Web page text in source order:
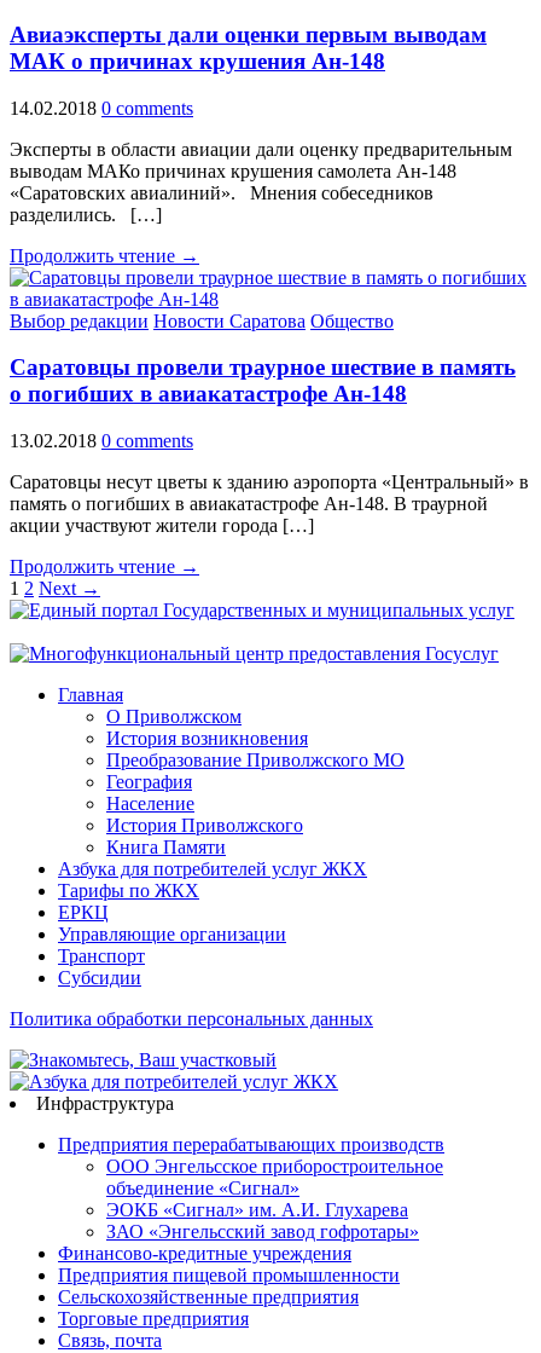
Авиаэксперты дали оценки первым выводам
МАК о причинах крушения Ан-148
14.02.2018 0 comments
Эксперты в области авиации дали оценку предварительным
выводам МАКо причинах крушения самолета Ан-148
«Саратовских авиалиний». Мнения собеседников
разделились. […]
Продолжить чтение →
Выбор редакции Новости Саратова Общество
Саратовцы провели траурное шествие в память
о погибших в авиакатастрофе Ан-148
13.02.2018 0 comments
Саратовцы несут цветы к зданию аэропорта «Центральный» в
память о погибших в авиакатастрофе Ан-148. В траурной
акции участвуют жители города […]
Продолжить чтение →
1 2 Next →
Главная
О Приволжском
История возникновения
Преобразование Приволжского МО
География
Население
История Приволжского
Книга Памяти
Азбука для потребителей услуг ЖКХ
Тарифы по ЖКХ
ЕРКЦ
Управляющие организации
Транспорт
Субсидии
Политика обработки персональных данных
Инфраструктура
Предприятия перерабатывающих производств
ООО Энгельсское приборостроительное
объединение «Сигнал»
ЭОКБ «Сигнал» им. А.И. Глухарева
ЗАО «Энгельсский завод гофротары»
Финансово-кредитные учреждения
Предприятия пищевой промышленности
Сельскохозяйственные предприятия
Торговые предприятия
Связь, почта